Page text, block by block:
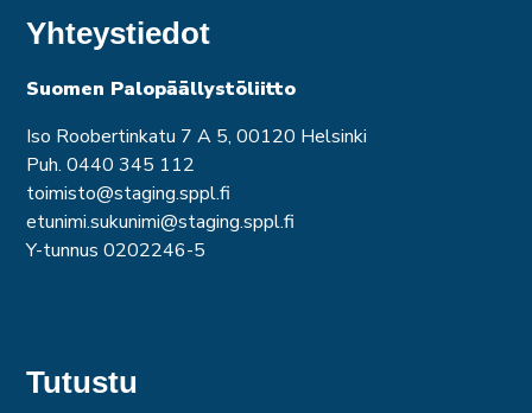
Yhteystiedot
Suomen Palopäällystöliitto
Iso Roobertinkatu 7 A 5, 00120 Helsinki
Puh. 0440 345 112
toimisto@staging.sppl.fi
etunimi.sukunimi@staging.sppl.fi
Y-tunnus 0202246-5
Tutustu